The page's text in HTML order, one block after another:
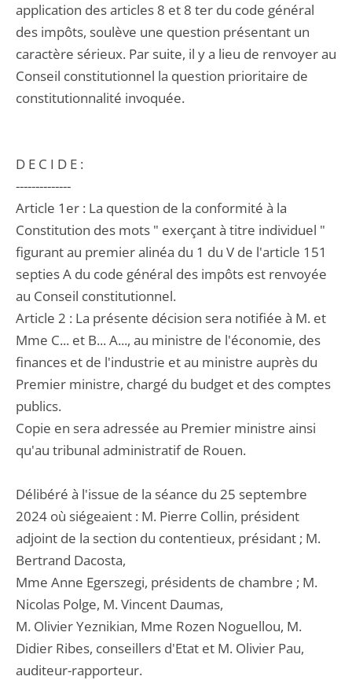
application des articles 8 et 8 ter du code général
des impôts, soulève une question présentant un
caractère sérieux. Par suite, il y a lieu de renvoyer au
Conseil constitutionnel la question prioritaire de
constitutionnalité invoquée.
D E C I D E :
--------------
Article 1er : La question de la conformité à la
Constitution des mots " exerçant à titre individuel "
figurant au premier alinéa du 1 du V de l'article 151
septies A du code général des impôts est renvoyée
au Conseil constitutionnel.
Article 2 : La présente décision sera notifiée à M. et
Mme C... et B... A..., au ministre de l'économie, des
finances et de l'industrie et au ministre auprès du
Premier ministre, chargé du budget et des comptes
publics.
Copie en sera adressée au Premier ministre ainsi
qu'au tribunal administratif de Rouen.
Délibéré à l'issue de la séance du 25 septembre
2024 où siégeaient : M. Pierre Collin, président
adjoint de la section du contentieux, présidant ; M.
Bertrand Dacosta,
Mme Anne Egerszegi, présidents de chambre ; M.
Nicolas Polge, M. Vincent Daumas,
M. Olivier Yeznikian, Mme Rozen Noguellou, M.
Didier Ribes, conseillers d'Etat et M. Olivier Pau,
auditeur-rapporteur.